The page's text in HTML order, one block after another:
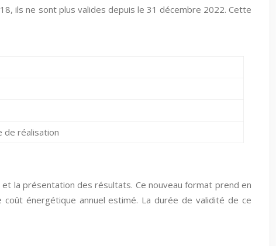
ils ne sont plus valides depuis le 31 décembre 2022. Cette
de réalisation
la présentation des résultats. Ce nouveau format prend en
énergétique annuel estimé. La durée de validité de ce